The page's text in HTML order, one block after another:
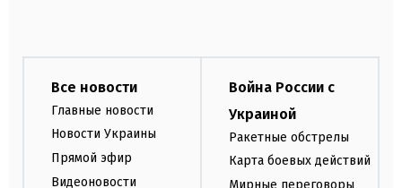
Все новости
Главные новости
Новости Украины
Прямой эфир
Видеоновости
Война России с
Украиной
Ракетные обстрелы
Карта боевых действий
Мирные переговоры